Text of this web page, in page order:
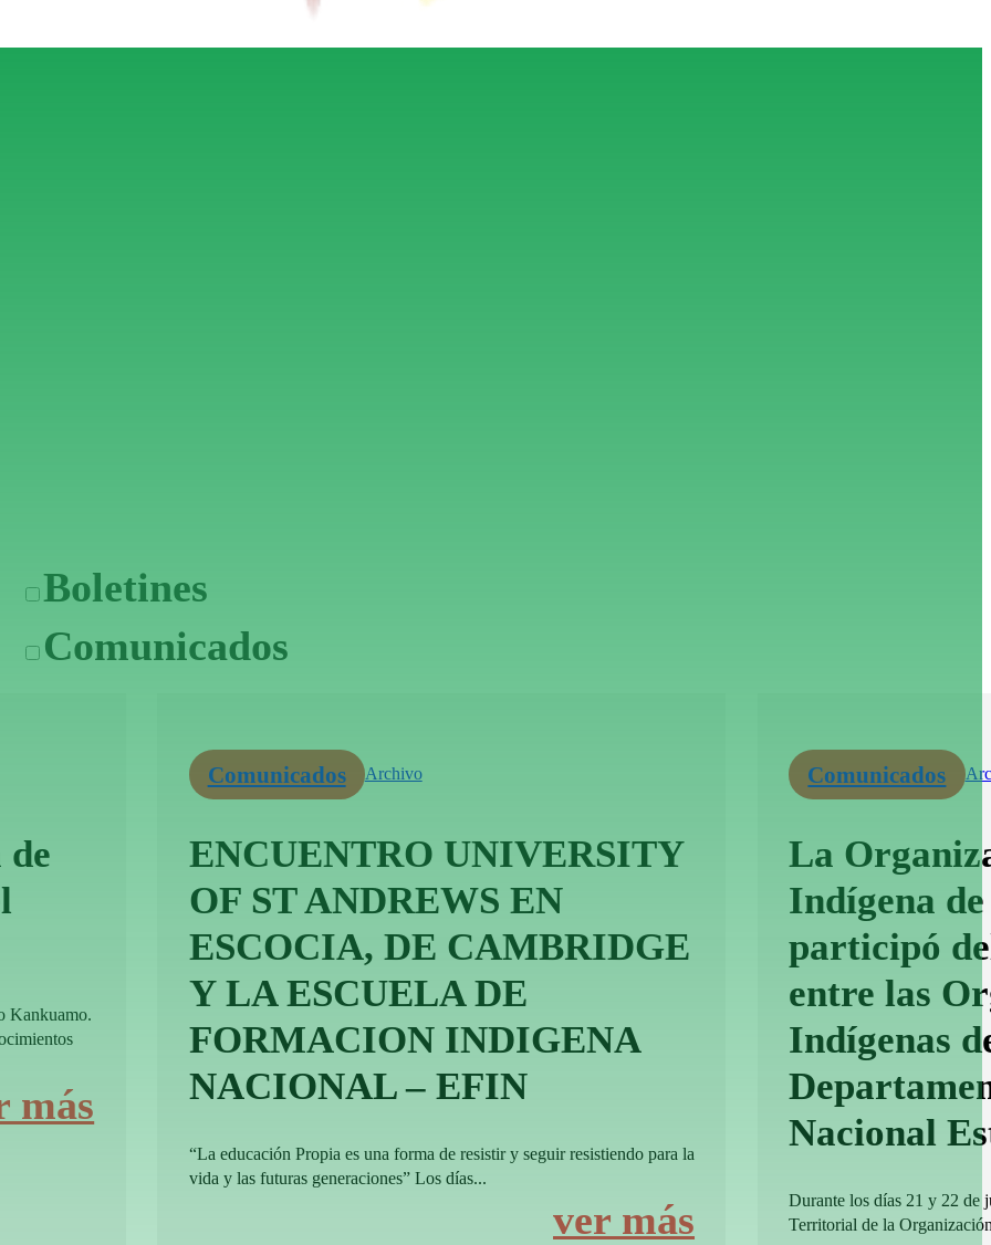
Boletines
Comunicados
Kankuamo.
más
Comunicados Archivo
ENCUENTRO UNIVERSITY
OF ST ANDREWS EN
ESCOCIA, DE CAMBRIDGE
Y LA ESCUELA DE
FORMACION INDIGENA
NACIONAL – EFIN
“La educación Propia es una forma de resistir y seguir resistiendo para la
vida y las futuras generaciones” Los días...
ver más
Comunicados
La
Indígena
participó
entre las
Indígenas
Nacional
Durante los días 21 y 22 de
Territorial de la